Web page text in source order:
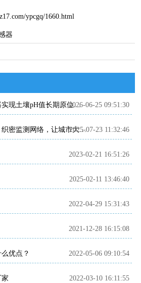
ypcgq/1660.html
器
高精度土壤酸碱度传感器实现土壤pH值长期原位在线监测
2026-06-25 09:51:30
微型空气质量监测系统：织密监测网络，让城市大气污染溯源与精准治霾落地见效​
2025-07-23 11:32:46
2023-02-21 16:51:26
2025-02-11 13:46:40
2022-04-29 15:31:43
2021-12-28 16:15:08
优点？ 2022-05-06 09:10:54
2022-03-10 16:11:55